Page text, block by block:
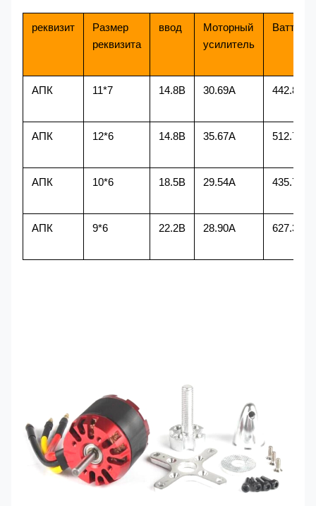
реквизит
Размер
реквизита
ввод
Моторный
усилитель
Ватты
АПК 11*7 14.8В 30.69А 442.88W
АПК 12*6 14.8В 35.67А 512.7W
АПК 10*6 18.5В 29.54А 435.7W
АПК 9*6 22.2В 28.90А 627.3W